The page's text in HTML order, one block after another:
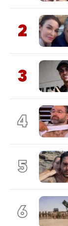
2
3
4
5
6